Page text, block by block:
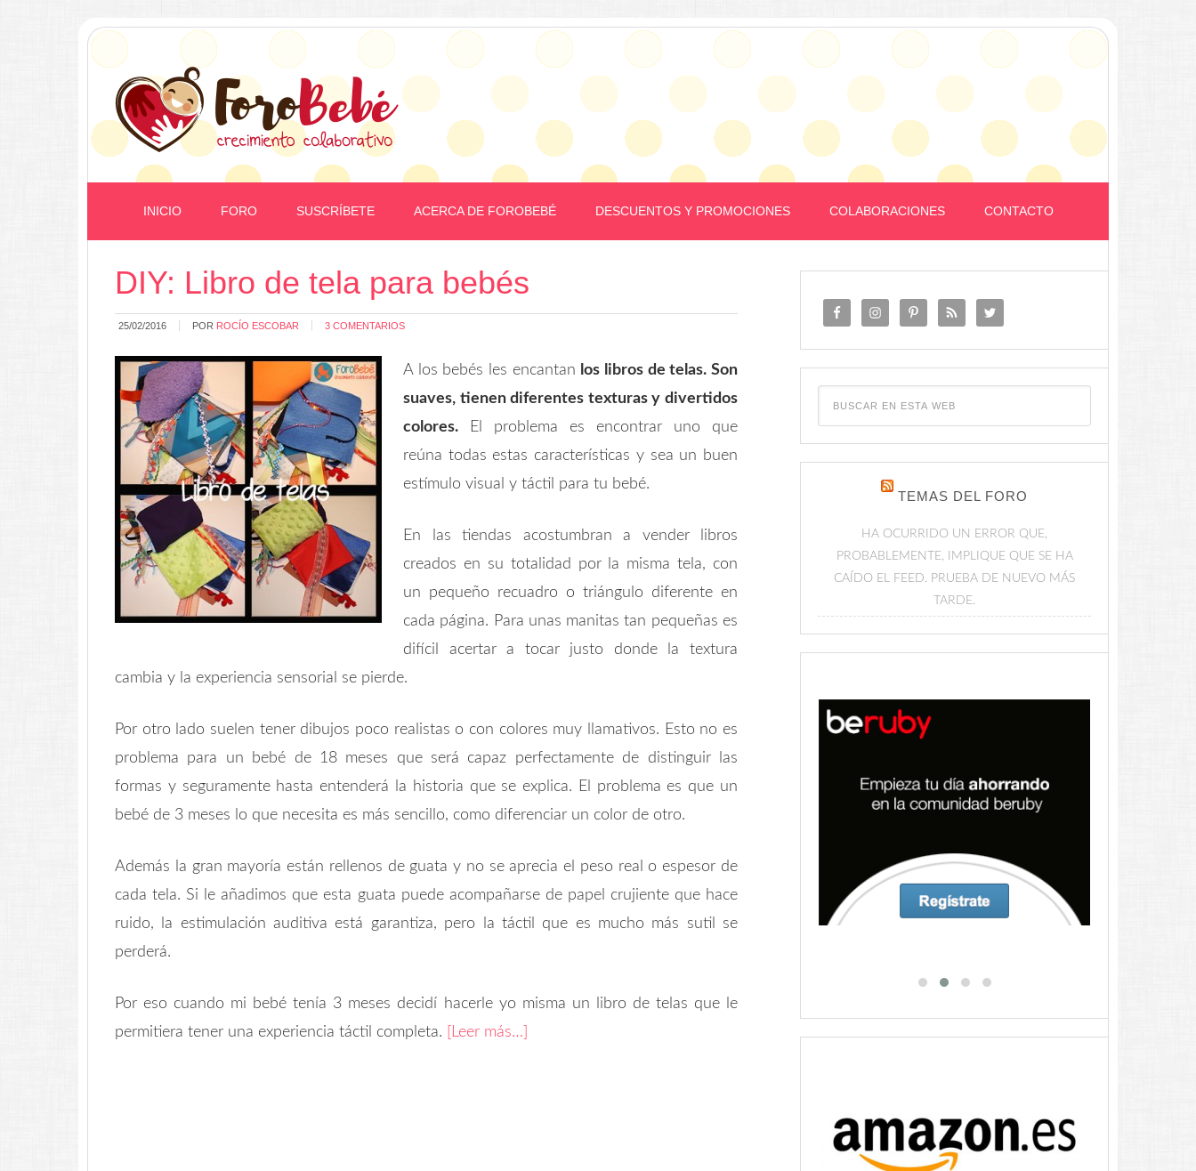
INICIO FORO SUSCRÍBETE ACERCA DE FOROBEBÉ DESCUENTOS Y PROMOCIONES COLABORACIONES CONTACTO
DIY: Libro de tela para bebés
25/02/2016 POR ROCÍO ESCOBAR 3 COMENTARIOS
A los bebés les encantan los libros de telas. Son
suaves, tienen diferentes texturas y divertidos
colores. El problema es encontrar uno que
reúna todas estas características y sea un buen
estímulo visual y táctil para tu bebé.
En las tiendas acostumbran a vender libros
creados en su totalidad por la misma tela, con
un pequeño recuadro o triángulo diferente en
cada página. Para unas manitas tan pequeñas es
difícil acertar a tocar justo donde la textura
cambia y la experiencia sensorial se pierde.
Por otro lado suelen tener dibujos poco realistas o con colores muy llamativos. Esto no es
problema para un bebé de 18 meses que será capaz perfectamente de distinguir las
formas y seguramente hasta entenderá la historia que se explica. El problema es que un
bebé de 3 meses lo que necesita es más sencillo, como diferenciar un color de otro.
Además la gran mayoría están rellenos de guata y no se aprecia el peso real o espesor de
cada tela. Si le añadimos que esta guata puede acompañarse de papel crujiente que hace
ruido, la estimulación auditiva está garantiza, pero la táctil que es mucho más sutil se
perderá.
Por eso cuando mi bebé tenía 3 meses decidí hacerle yo misma un libro de telas que le
permitiera tener una experiencia táctil completa.
[Leer más…]
TEMAS DEL FORO
HA OCURRIDO UN ERROR QUE,
PROBABLEMENTE, IMPLIQUE QUE SE HA
CAÍDO EL FEED. PRUEBA DE NUEVO MÁS
TARDE.